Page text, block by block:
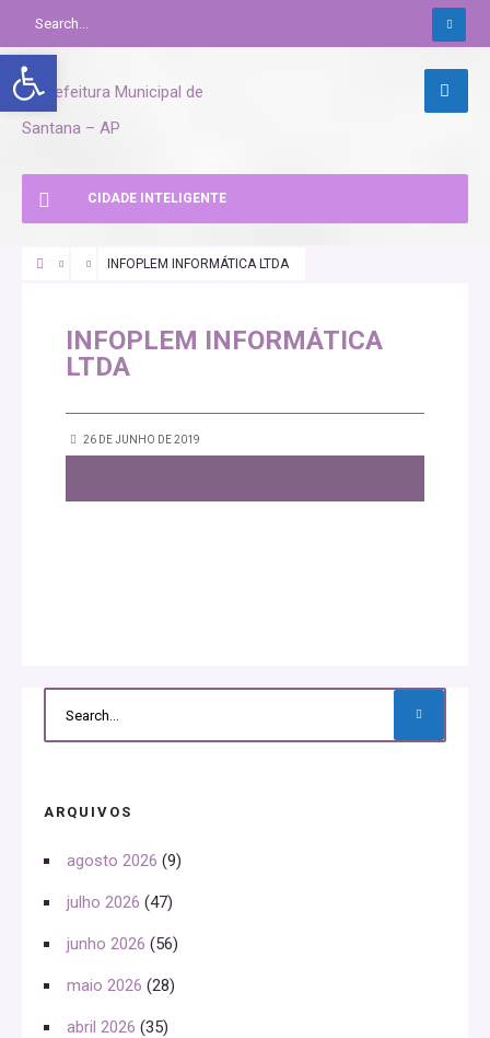
Abrir a barra de ferramentas
CIDADE INTELIGENTE
INFOPLEM INFORMÁTICA LTDA
INFOPLEM INFORMÁTICA
LTDA
26 DE JUNHO DE 2019
ARQUIVOS
agosto 2026 (9)
julho 2026 (47)
junho 2026 (56)
maio 2026 (28)
abril 2026 (35)